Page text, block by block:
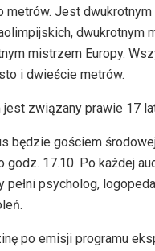
metrów. Jest
dwukrotnym
mistrzem Europy.
i dwieście metrów.
związany prawie 17
będzie gościem
godz. 17.10. Po każdej
pełni psycholog,
po emisji programu